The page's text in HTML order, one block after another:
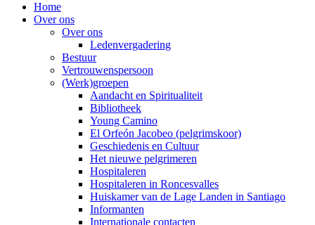
Home
Over ons
Over ons
Ledenvergadering
Bestuur
Vertrouwenspersoon
(Werk)groepen
Aandacht en Spiritualiteit
Bibliotheek
Young Camino
El Orfeón Jacobeo (pelgrimskoor)
Geschiedenis en Cultuur
Het nieuwe pelgrimeren
Hospitaleren
Hospitaleren in Roncesvalles
Huiskamer van de Lage Landen in Santiago
Informanten
Internationale contacten